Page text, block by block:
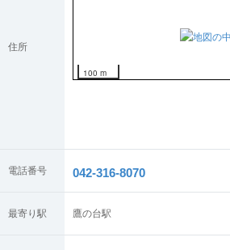
住所
100 m
電話番号 042-316-8070
最寄り駅 鷹の台駅